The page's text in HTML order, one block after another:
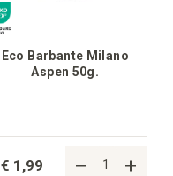
Eco Barbante Milano
Aspen 50g.
€ 1,99